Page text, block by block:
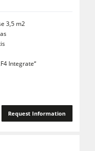
3,5 m2
Integrate“
Request Information